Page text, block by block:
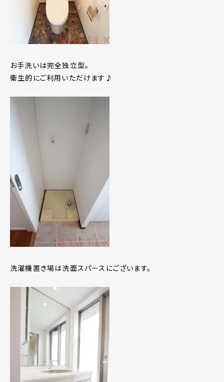
お手洗いは完全独立型。
衛生的にご利用いただけます♪
洗濯機置き場は洗面スパースにございます。